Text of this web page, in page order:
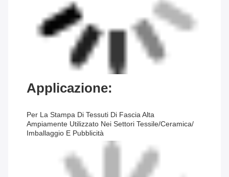
Applicazione:
Per La Stampa Di Tessuti Di Fascia Alta
Ampiamente Utilizzato Nei Settori Tessile/ceramica/
Imballaggio E Pubblicità